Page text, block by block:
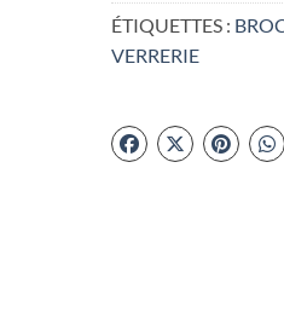
ÉTIQUETTES :
VERRERIE